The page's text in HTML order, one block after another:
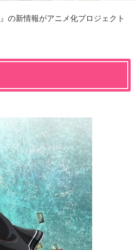
』の新情報がアニメ化プロジェクト